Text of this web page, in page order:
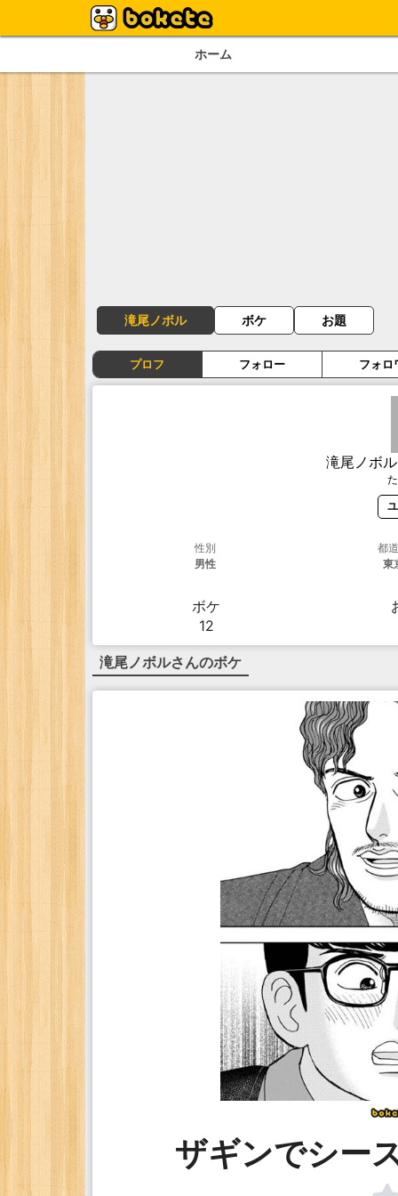
ホーム
滝尾ノボル ボケ お題
プロフ フォロー フォロ
滝尾ノボル
性別
男性
都
東
ボケ
12
滝尾ノボルさんのボケ
ザギンでシー